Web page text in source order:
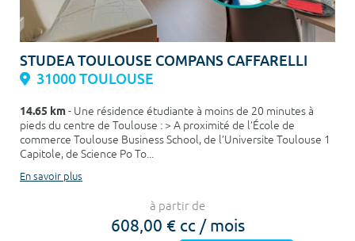
Chercher
STUDEA TOULOUSE COMPANS CAFFARELLI
31000 TOULOUSE
14.65 km- Une résidence étudiante à moins de 20 minutes à
pieds du centre de Toulouse : > A proximité de l’École de
commerce Toulouse Business School, de l’Universite Toulouse 1
Capitole, de Science Po To...
En savoir plus
à partir de
608,00 € cc / mois